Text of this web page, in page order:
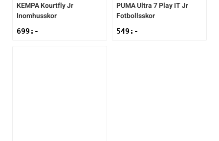
KEMPAKourtfly Jr
Inomhusskor
699 :-
PUMAUltra 7 Play IT Jr
Fotbollsskor
549 :-